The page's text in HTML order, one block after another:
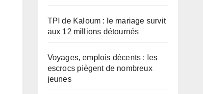
TPI de Kaloum : le mariage survit
aux 12 millions détournés
Voyages, emplois décents : les
escrocs piègent de nombreux
jeunes